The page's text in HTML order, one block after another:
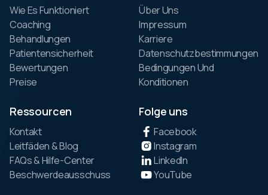
Wie Es Funktioniert
Coaching
Behandlungen
Patientensicherheit
Bewertungen
Preise
Über Uns
Impressum
Karriere
Datenschutzbestimmungen
Bedingungen Und
Konditionen
Ressourcen
Kontakt
Leitfäden & Blog
FAQs & Hilfe-Center
Beschwerdeausschuss
Folge uns
Facebook
Instagram
LinkedIn
YouTube